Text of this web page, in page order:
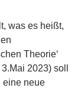
was es heißt,
Theorie‘
2023) soll
eine neue